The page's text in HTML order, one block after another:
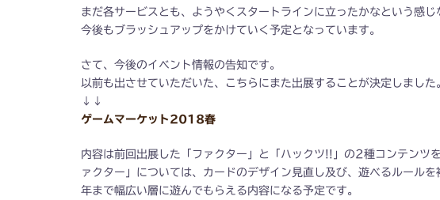
まだ各サービスとも、ようやくスタートラインに立ったかなという感じ
今後もブラッシュアップをかけていく予定となっています。
さて、今後のイベント情報の告知です。
以前も出させていただいた、こちらにまた出展することが決定しました
↓↓
ゲームマーケット2018春
内容は前回出展した「ファクター」と「ハックツ!!」の2種コンテンツ
ァクター」については、カードのデザイン見直し及び、遊べるルール
年まで幅広い層に遊んでもらえる内容になる予定です。